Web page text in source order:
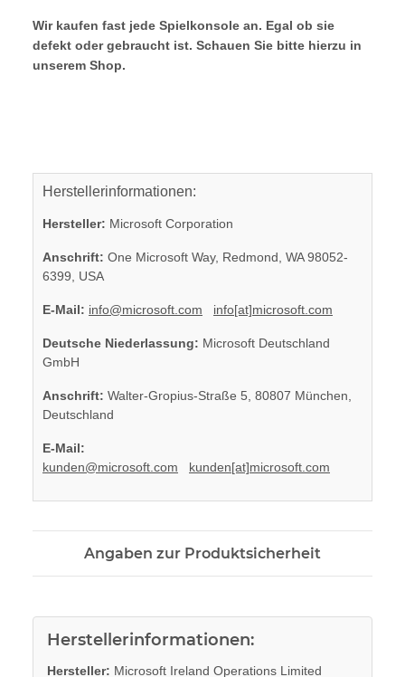
Wir kaufen fast jede Spielkonsole an. Egal ob sie
defekt oder gebraucht ist. Schauen Sie bitte hierzu in
unserem Shop.
Herstellerinformationen:
Hersteller: Microsoft Corporation
Anschrift: One Microsoft Way, Redmond, WA 98052-
6399, USA
E-Mail: info@microsoft.com info[at]microsoft.com
Deutsche Niederlassung: Microsoft Deutschland
GmbH
Anschrift: Walter-Gropius-Straße 5, 80807 München,
Deutschland
E-Mail:
kunden@microsoft.com
kunden[at]microsoft.com
Angaben zur Produktsicherheit
Herstellerinformationen:
Hersteller: Microsoft Ireland Operations Limited